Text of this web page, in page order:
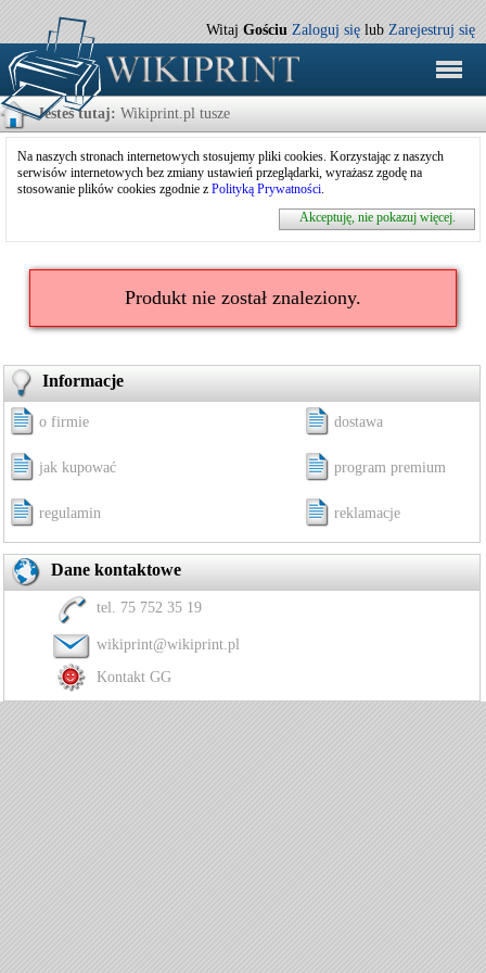
Witaj Gościu Zaloguj się lub Zarejestruj się
Jesteś tutaj: Wikiprint.pl tusze
Na naszych stronach internetowych stosujemy pliki cookies. Korzystając z naszych
serwisów internetowych bez zmiany ustawień przeglądarki, wyrażasz zgodę na
stosowanie plików cookies zgodnie z Polityką Prywatności.
Akceptuję, nie pokazuj więcej.
Produkt nie został znaleziony.
Informacje
o firmie
jak kupować
regulamin
dostawa
program premium
reklamacje
Dane kontaktowe
tel. 75 752 35 19
wikiprint@wikiprint.pl
Kontakt GG